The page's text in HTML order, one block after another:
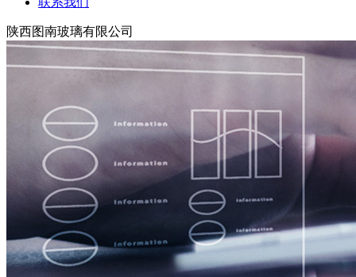
陕西图南玻璃有限公司